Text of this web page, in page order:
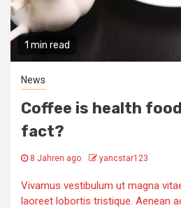
1 min read
News
Coffee is health
fact?
8 Jahren ago yancstar123
Vivamus vestibulum ut magna
laoreet lobortis tristique. Aenean